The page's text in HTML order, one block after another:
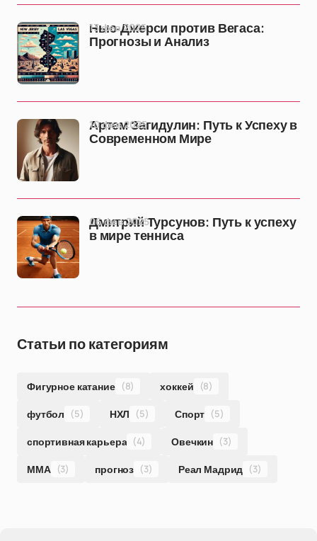
Нью-Джерси против Вегаса:
Прогнозы и Анализ
13 фев 2025
Артем Загидулин: Путь к Успеху в
Современном Мире
10 фев 2025
Дмитрий Турсунов: Путь к успеху
в мире тенниса
06 фев 2025
Статьи по категориям
Фигурное катание (8) хоккей (8)
футбол (5) НХЛ (5) Спорт (5)
спортивная карьера (4) Овечкин (3)
ММА (3) прогноз (3) Реал Мадрид (3)